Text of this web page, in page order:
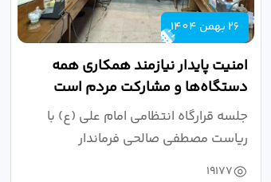
26 بهمن 1404
امنیت پایدار نیازمند همکاری همه
دستگاه‌ها و مشارکت مردم است
جلسه قرارگاه انتظامی امام علی (ع) با
ریاست مصطفی صالحی فرماندار
بوئین‌زهرا و...
19177